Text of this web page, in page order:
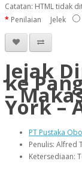
Catatan: HTML tidak
Penilaian Jelek
Jejak
ke
–
York –
PT Pustaka
Penulis: Alfred
Ketersediaan: